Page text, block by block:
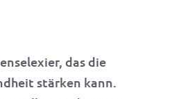
das die
stärken kann.